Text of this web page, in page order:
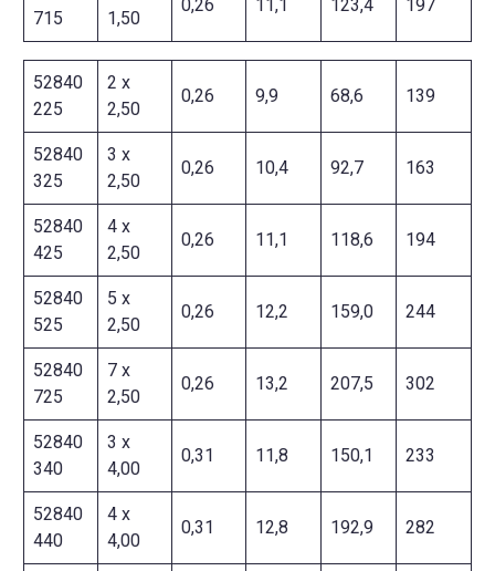
715
1,50
0,26 11,1 123,4 197
52840
225
2 x
2,50
0,26 9,9 68,6 139
52840
325
3 x
2,50
0,26 10,4 92,7 163
52840
425
4 x
2,50
0,26 11,1 118,6 194
52840
525
5 x
2,50
0,26 12,2 159,0 244
52840
725
7 x
2,50
0,26 13,2 207,5 302
52840
340
3 x
4,00
0,31 11,8 150,1 233
52840
440
4 x
4,00
0,31 12,8 192,9 282